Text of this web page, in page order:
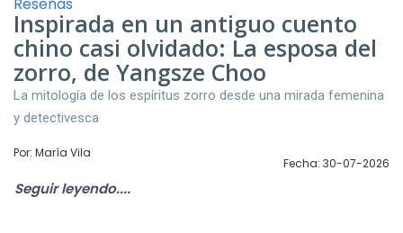
Inspirada en un antiguo cuento
chino casi olvidado: La esposa del
zorro, de Yangsze Choo
La mitología de los espíritus zorro desde una mirada femenina
y detectivesca
Por: María Vila
Fecha: 30-07-2026
Seguir leyendo....